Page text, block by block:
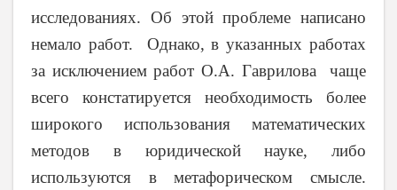
исследованиях. Об этой проблеме написано
немало работ. Однако, в указанных работах
за исключением работ О.А. Гаврилова чаще
всего констатируется необходимость более
широкого использования математических
методов в юридической науке, либо
используются в метафорическом смысле.